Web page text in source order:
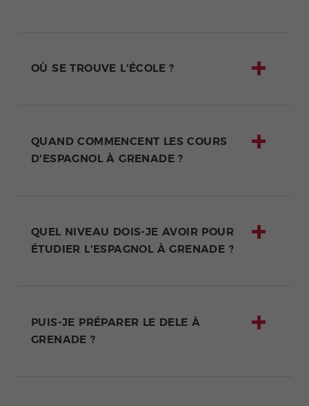
OÙ SE TROUVE L'ÉCOLE ?
QUAND COMMENCENT LES COURS
D'ESPAGNOL À GRENADE ?
QUEL NIVEAU DOIS-JE AVOIR POUR
ÉTUDIER L'ESPAGNOL À GRENADE ?
PUIS-JE PRÉPARER LE DELE À
GRENADE ?